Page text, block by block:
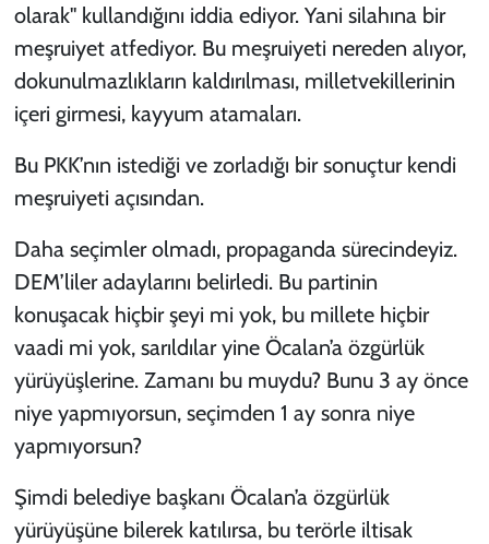
olarak" kullandığını iddia ediyor. Yani silahına bir
meşruiyet atfediyor. Bu meşruiyeti nereden alıyor,
dokunulmazlıkların kaldırılması, milletvekillerinin
içeri girmesi, kayyum atamaları.
Bu PKK’nın istediği ve zorladığı bir sonuçtur kendi
meşruiyeti açısından.
Daha seçimler olmadı, propaganda sürecindeyiz.
DEM’liler adaylarını belirledi. Bu partinin
konuşacak hiçbir şeyi mi yok, bu millete hiçbir
vaadi mi yok, sarıldılar yine Öcalan’a özgürlük
yürüyüşlerine. Zamanı bu muydu? Bunu 3 ay önce
niye yapmıyorsun, seçimden 1 ay sonra niye
yapmıyorsun?
Şimdi belediye başkanı Öcalan’a özgürlük
yürüyüşüne bilerek katılırsa, bu terörle iltisak